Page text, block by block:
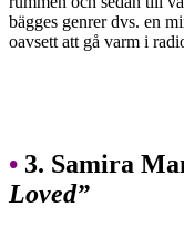
bägges genrer dvs. en
oavsett att gå varm i
• 3. Samira
Loved”